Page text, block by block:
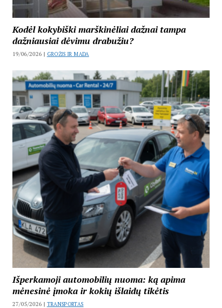
Kodėl kokybiški marškinėliai dažnai tampa
dažniausiai dėvimu drabužiu?
19/06/2026 | GROŽIS IR MADA
Išperkamoji automobilių nuoma: ką apima
mėnesinė įmoka ir kokių išlaidų tikėtis
27/05/2026 | TRANSPORTAS